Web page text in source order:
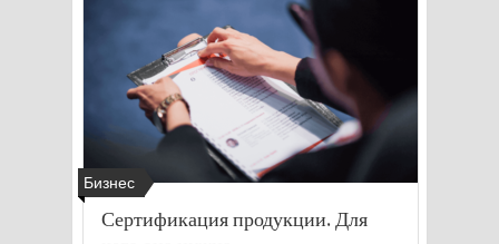
Бизнес
Сертификация продукции. Для